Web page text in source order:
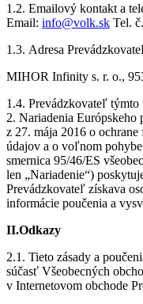
1.2. Emailový kontakt a
Email: info@volk.sk Tel.
1.3. Adresa
MIHOR Infinity s. r. o.,
1.4. Prevádzkovateľ týmto
2. Nariadenia Európskeho
z 27. mája 2016 o
údajov a o voľnom
smernica 95/46/ES
len „Nariadenie“)
Prevádzkovateľ získava
informácie poučenia a
II.Odkazy
2.1. Tieto zásady a
súčasť Všeobecných
v Internetovom obchode